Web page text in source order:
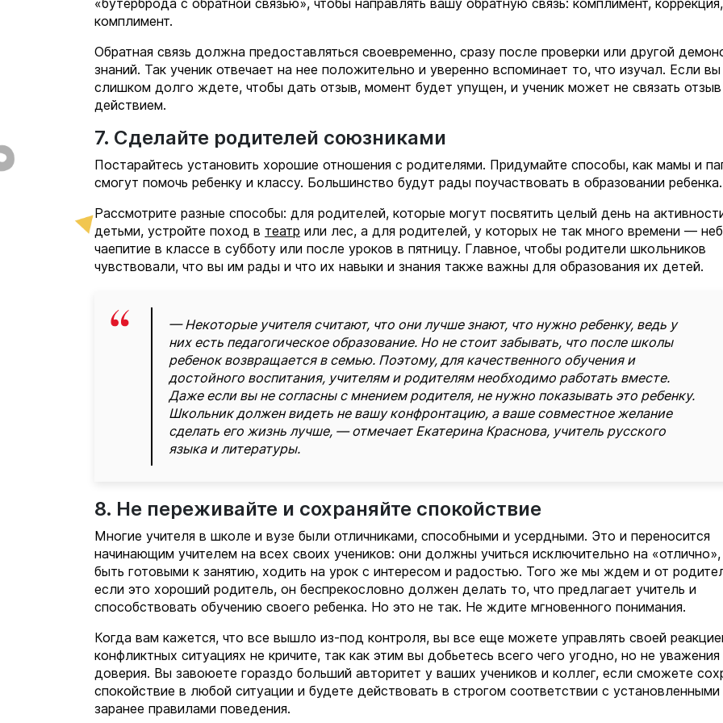
«бутерброда с обратной связью», чтобы направлять вашу обратную связь: комплимент, коррекция,
комплимент.
Обратная связь должна предоставляться своевременно, сразу после проверки или другой
знаний. Так ученик отвечает на нее положительно и уверенно вспоминает то, что изучал. Если вы
слишком долго ждете, чтобы дать отзыв, момент будет упущен, и ученик может не связать
действием.
7. Сделайте родителей союзниками
Постарайтесь установить хорошие отношения с родителями. Придумайте способы, как мамы и
смогут помочь ребенку и классу. Большинство будут рады поучаствовать в образовании ребенка.
Рассмотрите разные способы: для родителей, которые могут посвятить целый день на
детьми, устройте поход в театр или лес, а для родителей, у которых не так много времени —
чаепитие в классе в субботу или после уроков в пятницу. Главное, чтобы родители школьников
чувствовали, что вы им рады и что их навыки и знания также важны для образования их детей.
— Некоторые учителя считают, что они лучше знают, что нужно ребенку, ведь у
них есть педагогическое образование. Но не стоит забывать, что после школы
ребенок возвращается в семью. Поэтому, для качественного обучения и
достойного воспитания, учителям и родителям необходимо работать вместе.
Даже если вы не согласны с мнением родителя, не нужно показывать это ребенку.
Школьник должен видеть не вашу конфронтацию, а ваше совместное желание
сделать его жизнь лучше, — отмечает Екатерина Краснова, учитель русского
языка и литературы.
8. Не переживайте и сохраняйте спокойствие
Многие учителя в школе и вузе были отличниками, способными и усердными. Это и переносится
начинающим учителем на всех своих учеников: они должны учиться исключительно на «отлично»,
быть готовыми к занятию, ходить на урок с интересом и радостью. Того же мы ждем и от
если это хороший родитель, он беспрекословно должен делать то, что предлагает учитель и
способствовать обучению своего ребенка. Но это не так. Не ждите мгновенного понимания.
Когда вам кажется, что все вышло из-под контроля, вы все еще можете управлять своей
конфликтных ситуациях не кричите, так как этим вы добьетесь всего чего угодно, но не уважения
доверия. Вы завоюете гораздо больший авторитет у ваших учеников и коллег, если сможете
спокойствие в любой ситуации и будете действовать в строгом соответствии с установленными
заранее правилами поведения.